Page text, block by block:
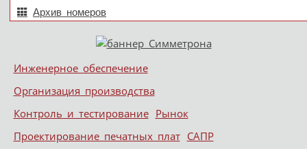
Архив номеров
Меню
Skip to content
Инженерное обеспечение
Организация производства
Контроль и тестирование Рынок
Проектирование печатных плат САПР